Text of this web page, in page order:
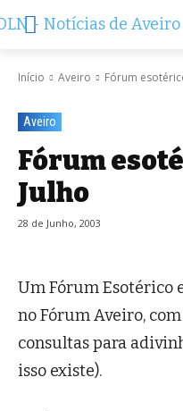
Início Aveiro Fórum
Aveiro
Fórum
Julho
28 de Junho, 2003
Um Fórum Esotérico
no Fórum Aveiro,
consultas para
isso existe).